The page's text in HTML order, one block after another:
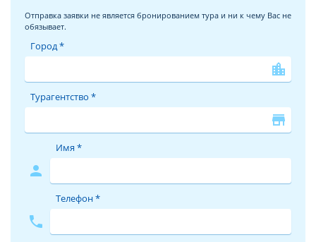
Отправка заявки не является бронированием тура и ни к чему Вас не
обязывает.
Город *
location_city
Турагентство *
store
person
Имя *
phone
Телефон *